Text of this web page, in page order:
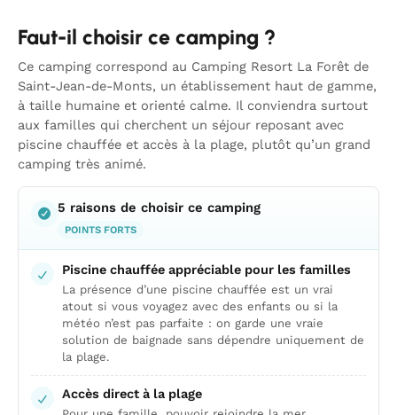
Faut-il choisir ce camping ?
Ce camping correspond au Camping Resort La Forêt de
Saint-Jean-de-Monts, un établissement haut de gamme,
à taille humaine et orienté calme. Il conviendra surtout
aux familles qui cherchent un séjour reposant avec
piscine chauffée et accès à la plage, plutôt qu’un grand
camping très animé.
5 raisons de choisir ce camping
POINTS FORTS
Piscine chauffée appréciable pour les familles
La présence d’une piscine chauffée est un vrai
atout si vous voyagez avec des enfants ou si la
météo n’est pas parfaite : on garde une vraie
solution de baignade sans dépendre uniquement de
la plage.
Accès direct à la plage